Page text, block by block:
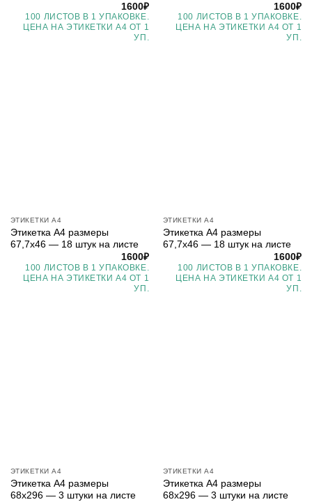
1600₽
100 ЛИСТОВ В 1 УПАКОВКЕ.
ЦЕНА НА ЭТИКЕТКИ А4 ОТ 1
УП.
1600₽
100 ЛИСТОВ В 1 УПАКОВКЕ.
ЦЕНА НА ЭТИКЕТКИ А4 ОТ 1
УП.
ЭТИКЕТКИ А4
Этикетка А4 размеры
67,7х46 — 18 штук на листе
1600₽
100 ЛИСТОВ В 1 УПАКОВКЕ.
ЦЕНА НА ЭТИКЕТКИ А4 ОТ 1
УП.
ЭТИКЕТКИ А4
Этикетка А4 размеры
67,7х46 — 18 штук на листе
1600₽
100 ЛИСТОВ В 1 УПАКОВКЕ.
ЦЕНА НА ЭТИКЕТКИ А4 ОТ 1
УП.
ЭТИКЕТКИ А4
Этикетка А4 размеры
68х296 — 3 штуки на листе
ЭТИКЕТКИ А4
Этикетка А4 размеры
68х296 — 3 штуки на листе